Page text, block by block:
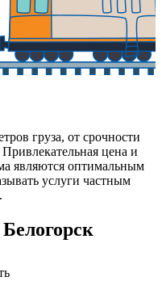
груза, от срочности
цена и
являются оптимальным
услуги частным